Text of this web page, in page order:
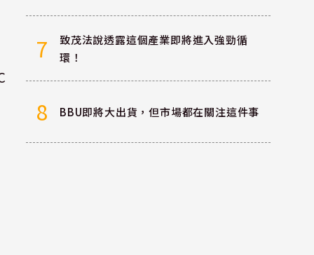
7
致茂法說透露這個產業即將進入強勁循
環！
8 BBU即將大出貨，但市場都在關注這件事